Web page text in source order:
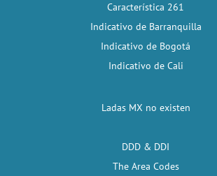
Característica 261
Indicativo de Barranquilla
Indicativo de Bogotá
Indicativo de Cali
Ladas MX no existen
DDD & DDI
The Area Codes